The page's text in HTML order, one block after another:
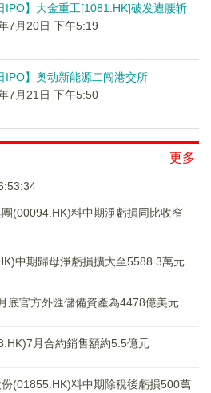
IPO】大金重工[1081.HK]破发遭腰斩
7月20日 下午5:19
IPO】奥动新能源二闯港交所
7月21日 下午5:50
更多
團(00094.HK)料中期淨虧損同比收窄
中期歸母淨虧損擴大至5588.3萬元
底官方外匯儲備資產為4478億美元
月合約銷售額約5.5億元
份(01855.HK)料中期除稅後虧損500萬